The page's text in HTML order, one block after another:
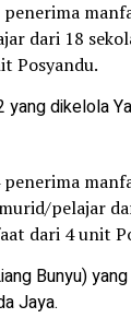
dari 18
Posyandu.
yang dikelola
penerima
pelajar
dari 4 unit
Bunyu)
Jaya.